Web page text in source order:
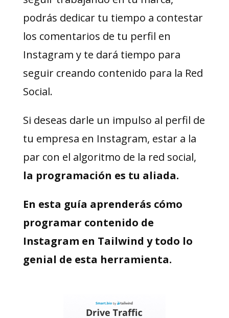
podrás dedicar tu tiempo a contestar
los comentarios de tu perfil en
Instagram y te dará tiempo para
seguir creando contenido para la Red
Social.
Si deseas darle un impulso al perfil de
tu empresa en Instagram, estar a la
par con el algoritmo de la red social,
la programación es tu aliada.
En esta guía aprenderás cómo
programar contenido de
Instagram en Tailwind y todo lo
genial de esta herramienta.